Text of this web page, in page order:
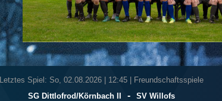
Letztes Spiel: So, 02.08.2026| 12:45 | Freundschaftsspiele
SG Dittlofrod/​Körnbach II
- SV Willofs